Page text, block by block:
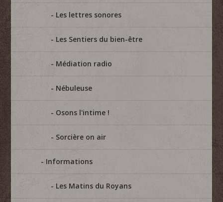
Les lettres sonores
Les Sentiers du bien-être
Médiation radio
Nébuleuse
Osons l'intime !
Sorcière on air
Informations
Les Matins du Royans